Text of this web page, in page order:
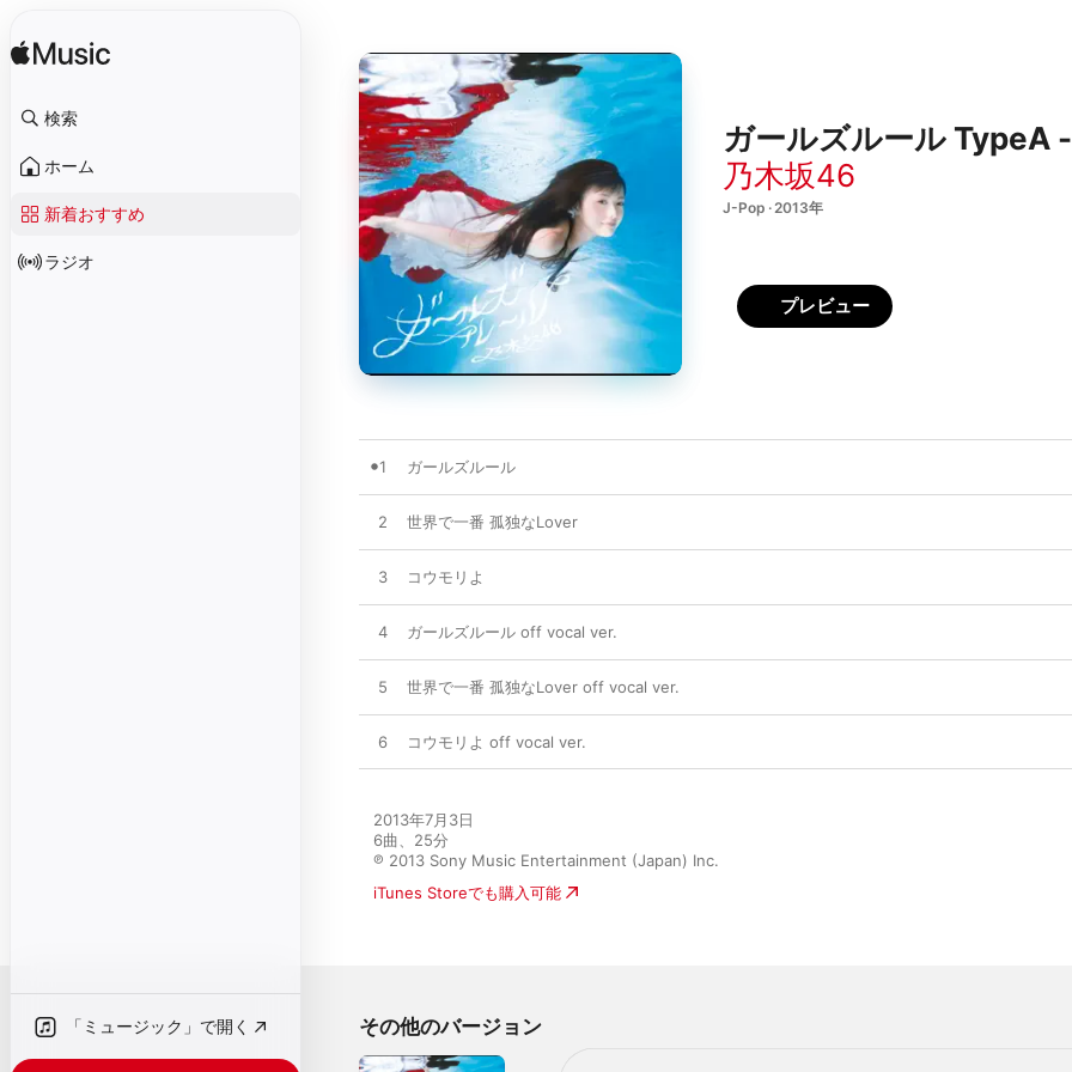
検索
ホーム
新着おすすめ
ラジオ
「ミュージック」で開く
ガールズルール TypeA
乃木坂46
J-Pop · 2013年
プレビュー
1 ガールズルール
2 世界で一番 孤独なLover
3 コウモリよ
4 ガールズルール off vocal ver.
5 世界で一番 孤独なLover off vocal ver.
6 コウモリよ off vocal ver.
2013年7月3日
6曲、25分
℗ 2013 Sony Music Entertainment (Japan) Inc.
iTunes Storeでも購入可能
その他のバージョン